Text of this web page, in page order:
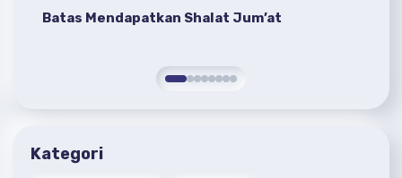
Batas Mendapatkan Shalat Jum’at
Kategori